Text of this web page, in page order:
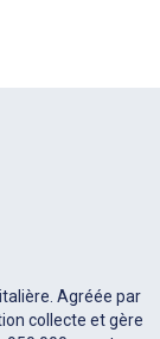
Agréée par
collecte et gère